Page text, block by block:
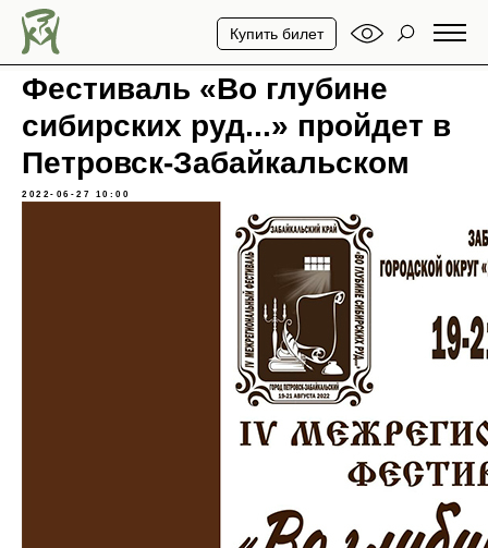
Купить билет
Фестиваль «Во глубине
сибирских руд...» пройдет в
Петровск-Забайкальском
2022-06-27 10:00